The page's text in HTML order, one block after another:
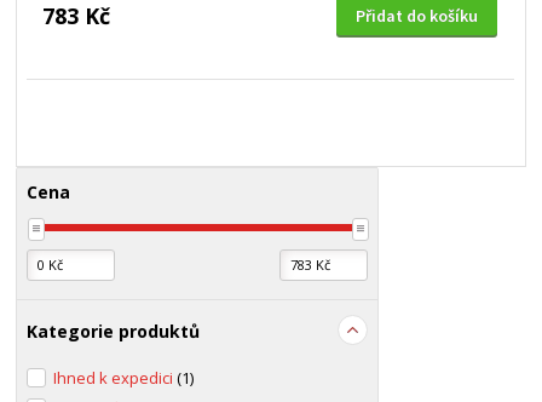
783 Kč Přidat do košíku
Cena
Kategorie produktů
Ihned k expedici(1)